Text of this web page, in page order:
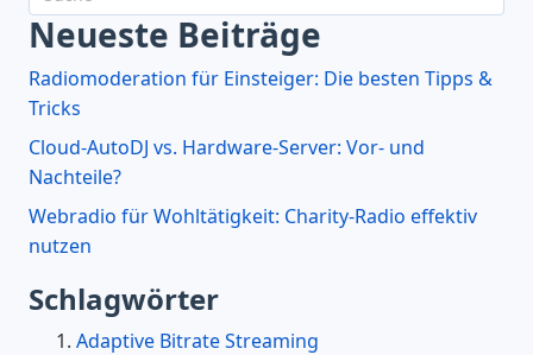
Neueste Beiträge
Radiomoderation für Einsteiger: Die besten Tipps &
Tricks
Cloud-AutoDJ vs. Hardware-Server: Vor- und
Nachteile?
Webradio für Wohltätigkeit: Charity-Radio effektiv
nutzen
Schlagwörter
Adaptive Bitrate Streaming